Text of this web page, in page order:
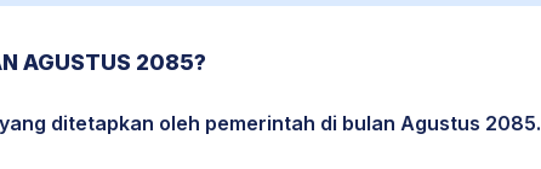
AGUSTUS 2085?
ditetapkan oleh pemerintah di bulan Agustus 2085.